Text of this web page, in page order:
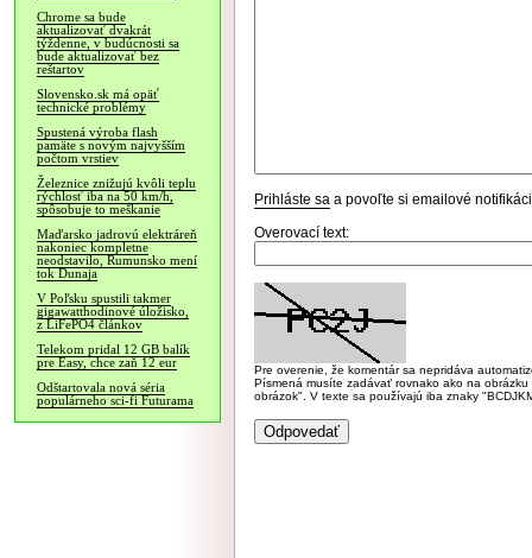
Chrome sa bude
aktualizovať dvakrát
týždenne, v budúcnosti sa
bude aktualizovať bez
reštartov
Slovensko.sk má opäť
technické problémy
Spustená výroba flash
pamäte s novým najvyšším
počtom vrstiev
Železnice znižujú kvôli teplu
rýchlosť iba na 50 km/h,
spôsobuje to meškanie
Maďarsko jadrovú elektráreň
nakoniec kompletne
neodstavilo, Rumunsko mení
tok Dunaja
V Poľsku spustili takmer
gigawatthodinové úložisko,
z LiFePO4 článkov
Telekom pridal 12 GB balík
pre Easy, chce zaň 12 eur
Odštartovala nová séria
populárneho sci-fi Futurama
Prihláste sa a povoľte si emailové
Overovací text:
Pre overenie, že komentár sa nepridáva
Písmená musíte zadávať rovnako ako na
obrázok". V texte sa používajú iba znaky